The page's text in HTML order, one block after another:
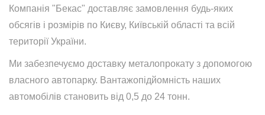
Компанія "Бекас" доставляє замовлення будь-яких
обсягів і розмірів по Києву, Київській області та всій
території України.
Ми забезпечуємо доставку металопрокату з допомогою
власного автопарку. Вантажопідйомність наших
автомобілів становить від 0,5 до 24 тонн.